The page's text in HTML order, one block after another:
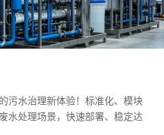
污水治理新体验！标准化、模块
水处理场景，快速部署、稳定达